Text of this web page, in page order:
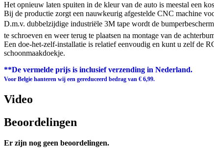
Het opnieuw laten spuiten in de kleur van de auto is meestal een
Bij de productie zorgt een nauwkeurig afgestelde CNC machine
D.m.v. dubbelzijdige industriële 3M tape wordt de
te schroeven en weer terug te plaatsen na montage van de
Een doe-het-zelf-installatie is relatief eenvoudig en kunt u zelf de
schoonmaakdoekje.
**De vermelde prijs is inclusief verzending in Nederland.
Voor Belgie hanteren wij een gereduceerd bedrag van € 6,99.
Video
Beoordelingen
Er zijn nog geen beoordelingen.